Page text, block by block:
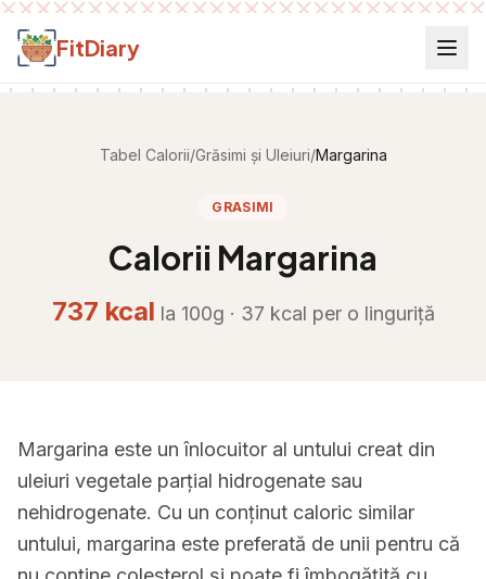
Salt la conținut
FitDiary
Tabel Calorii/Grăsimi și Uleiuri/Margarina
GRASIMI
Calorii Margarina
737 kcal la 100g · 37 kcal per o linguriță
Margarina este un înlocuitor al untului creat din
uleiuri vegetale parțial hidrogenate sau
nehidrogenate. Cu un conținut caloric similar
untului, margarina este preferată de unii pentru că